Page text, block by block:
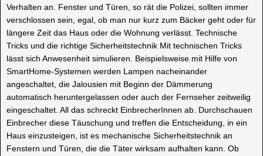
Verhalten an. Fenster und Türen, so rät die Polizei, sollten immer
verschlossen sein, egal, ob man nur kurz zum Bäcker geht oder für
längere Zeit das Haus oder die Wohnung verlässt. Technische
Tricks und die richtige Sicherheitstechnik Mit technischen Tricks
lässt sich Anwesenheit simulieren. Beispielsweise mit Hilfe von
SmartHome-Systemen werden Lampen nacheinander
angeschaltet, die Jalousien mit Beginn der Dämmerung
automatisch heruntergelassen oder auch der Fernseher zeitweilig
eingeschaltet. All das schreckt EinbrecherInnen ab. Durchschauen
Einbrecher diese Täuschung und treffen die Entscheidung, in ein
Haus einzusteigen, ist es mechanische Sicherheitstechnik an
Fenstern und Türen, die die Täter wirksam aufhalten kann. Ob